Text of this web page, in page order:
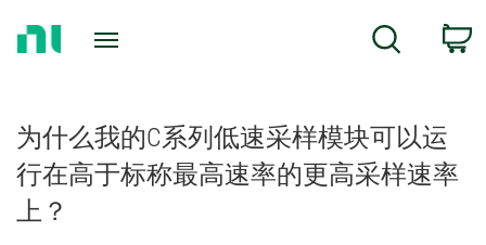
Search
为什么我的C系列低速采样模块可以运
行在高于标称最高速率的更高采样速率
上？